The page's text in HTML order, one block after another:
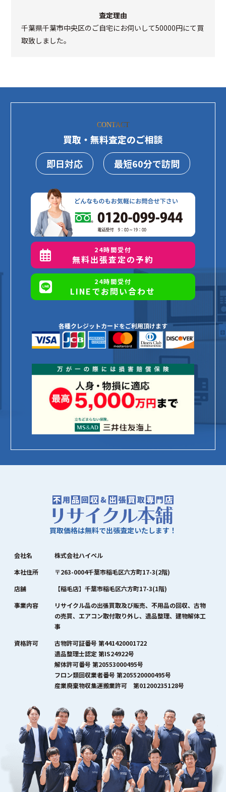
査定理由
千葉県千葉市中央区のご自宅にお伺いして50000円にて買
取致しました。
CONTACT
買取・無料査定のご相談
即日対応
最短60分で訪問
24時間受付
無料出張査定の予約
24時間受付
LINEでお問い合わせ
各種クレジットカードをご利用頂けます
買取価格は無料で出張査定いたします！
会社名
株式会社ハイペル
本社住所
〒263-0004千葉市稲毛区六方町17-3(2階)
店舗
【稲毛店】千葉市稲毛区六方町17-3(1階)
事業内容
リサイクル品の出張買取及び販売、不用品の回収、古物
の売買、エアコン取付取り外し、遺品整理、建物解体工
事
資格許可
古物許可証番号 第441420001722
遺品整理士認定 第IS24922号
解体許可番号 第20553000495号
フロン類回収業者番号 第205520000495号
産業廃棄物収集運搬業許可 第01200235128号